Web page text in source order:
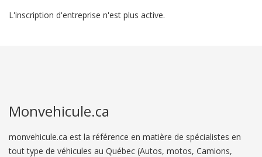
L'inscription d'entreprise n'est plus active.
Monvehicule.ca
monvehicule.ca est la référence en matière de spécialistes en
tout type de véhicules au Québec (Autos, motos, Camions,